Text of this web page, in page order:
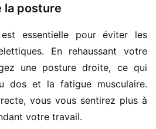
la posture
essentielle pour éviter les
En rehaussant votre
une posture droite, ce qui
dos et la fatigue musculaire.
vous vous sentirez plus à
votre travail.